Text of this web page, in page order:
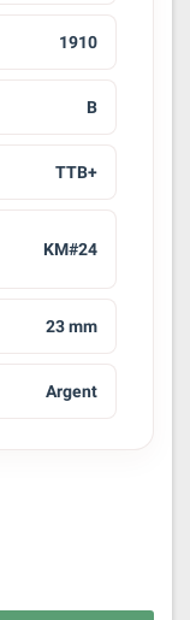
1910
B
TTB+
KM#24
23 mm
Argent